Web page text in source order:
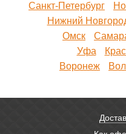
Санкт-Петербург
Нижний
Омск
Уфа
Воронеж